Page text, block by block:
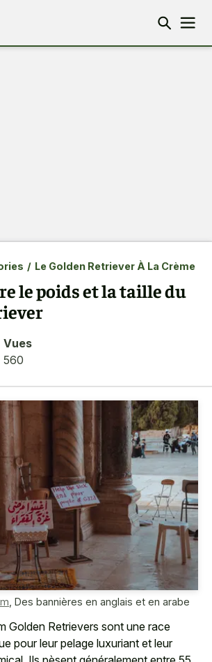
/ Le Golden Retriever À La Crème
le poids et la taille du
Vues
560
Des bannières en anglais et en arabe
Golden Retrievers sont une race
pour leurpelage luxuriant et leur